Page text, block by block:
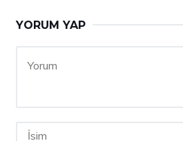
YORUM YAP